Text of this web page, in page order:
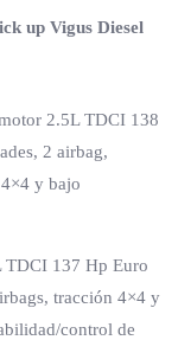
up Vigus Diesel
2.5L TDCI 138
2 airbag,
y bajo
TDCI 137 Hp Euro
tracción 4×4 y
control de